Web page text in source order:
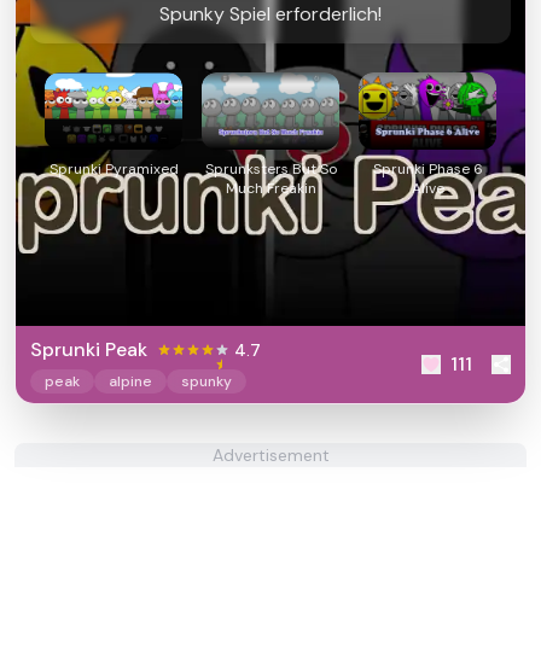
Spunky Spiel erforderlich!
Sprunki Pyramixed
Sprunksters But So
Much Freakin
Sprunki Phase 6
Alive
Sprunki Peak 4.7
peak alpine spunky
111
Advertisement